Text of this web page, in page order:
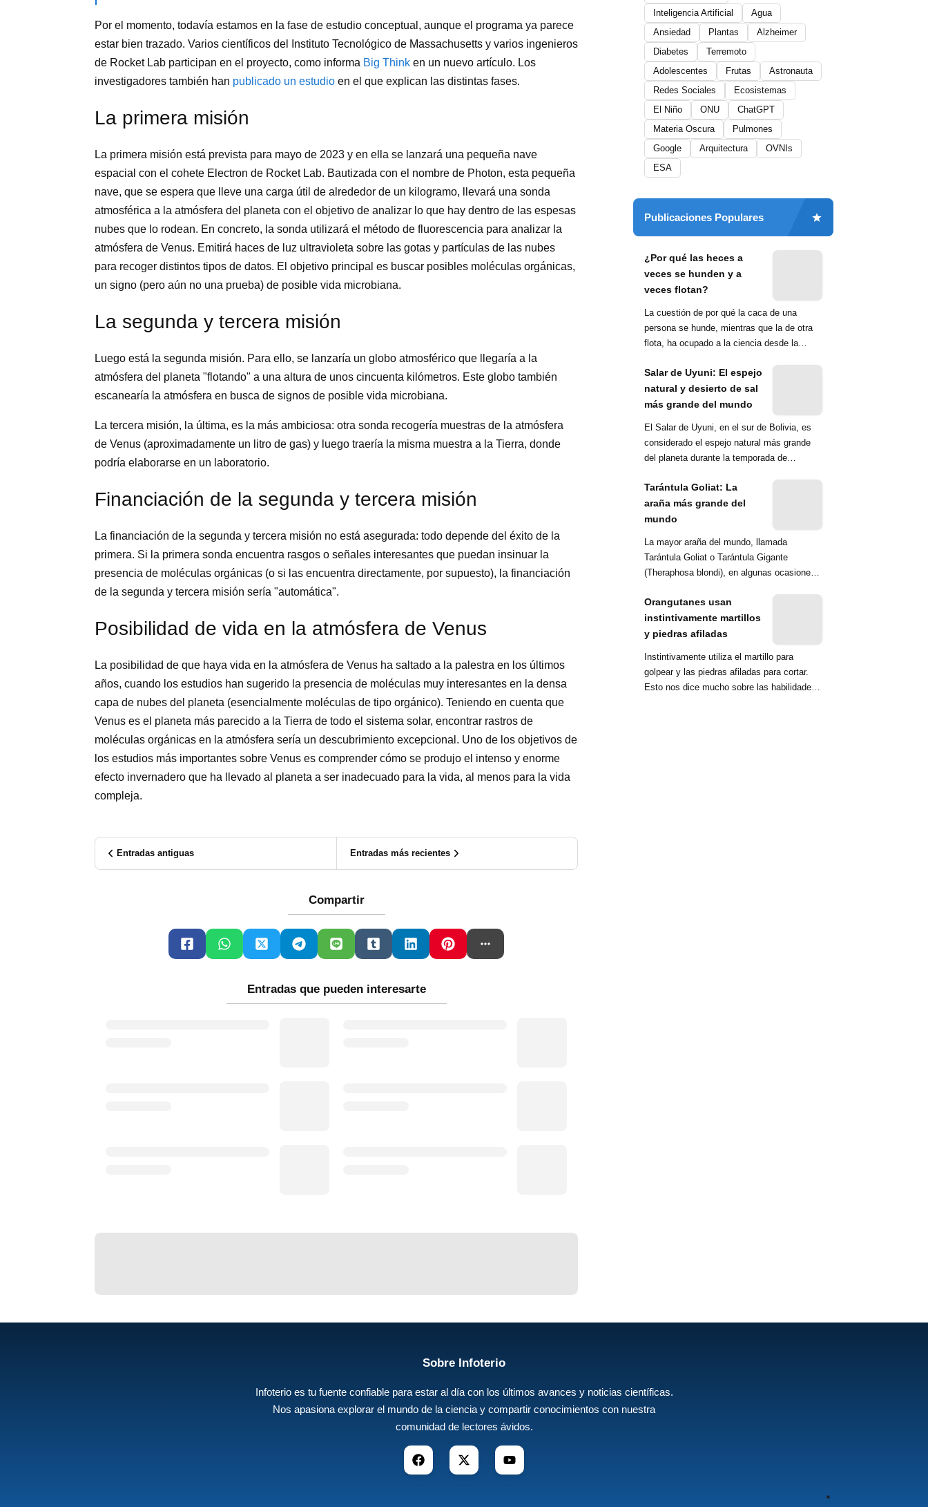
Por el momento, todavía estamos en la fase de estudio conceptual, aunque el programa ya parece
estar bien trazado. Varios científicos del Instituto Tecnológico de Massachusetts y varios ingenieros
de Rocket Lab participan en el proyecto, como informa Big Think en un nuevo artículo. Los
investigadores también han publicado un estudio en el que explican las distintas fases.
La primera misión
La primera misión está prevista para mayo de 2023 y en ella se lanzará una pequeña nave
espacial con el cohete Electron de Rocket Lab. Bautizada con el nombre de Photon, esta pequeña
nave, que se espera que lleve una carga útil de alrededor de un kilogramo, llevará una sonda
atmosférica a la atmósfera del planeta con el objetivo de analizar lo que hay dentro de las espesas
nubes que lo rodean. En concreto, la sonda utilizará el método de fluorescencia para analizar la
atmósfera de Venus. Emitirá haces de luz ultravioleta sobre las gotas y partículas de las nubes
para recoger distintos tipos de datos. El objetivo principal es buscar posibles moléculas orgánicas,
un signo (pero aún no una prueba) de posible vida microbiana.
La segunda y tercera misión
Luego está la segunda misión. Para ello, se lanzaría un globo atmosférico que llegaría a la
atmósfera del planeta "flotando" a una altura de unos cincuenta kilómetros. Este globo también
escanearía la atmósfera en busca de signos de posible vida microbiana.
La tercera misión, la última, es la más ambiciosa: otra sonda recogería muestras de la atmósfera
de Venus (aproximadamente un litro de gas) y luego traería la misma muestra a la Tierra, donde
podría elaborarse en un laboratorio.
Financiación de la segunda y tercera misión
La financiación de la segunda y tercera misión no está asegurada: todo depende del éxito de la
primera. Si la primera sonda encuentra rasgos o señales interesantes que puedan insinuar la
presencia de moléculas orgánicas (o si las encuentra directamente, por supuesto), la financiación
de la segunda y tercera misión sería "automática".
Posibilidad de vida en la atmósfera de Venus
La posibilidad de que haya vida en la atmósfera de Venus ha saltado a la palestra en los últimos
años, cuando los estudios han sugerido la presencia de moléculas muy interesantes en la densa
capa de nubes del planeta (esencialmente moléculas de tipo orgánico). Teniendo en cuenta que
Venus es el planeta más parecido a la Tierra de todo el sistema solar, encontrar rastros de
moléculas orgánicas en la atmósfera sería un descubrimiento excepcional. Uno de los objetivos de
los estudios más importantes sobre Venus es comprender cómo se produjo el intenso y enorme
efecto invernadero que ha llevado al planeta a ser inadecuado para la vida, al menos para la vida
compleja.
Entradas antiguas Entradas más recientes
Compartir
Entradas que pueden interesarte
Inteligencia Artificial
Agua
Ansiedad
Plantas
Alzheimer
Diabetes
Terremoto
Adolescentes
Frutas
Astronauta
Redes Sociales
Ecosistemas
El Niño
ONU
ChatGPT
Materia Oscura
Pulmones
Google
Arquitectura
OVNIs
ESA
Publicaciones Populares
¿Por qué las heces a
veces se hunden y a
veces flotan?
La cuestión de por qué la caca de una
persona se hunde, mientras que la de otra
flota, ha ocupado a la ciencia desde la
Salar de Uyuni: El espejo
natural y desierto de sal
más grande del mundo
El Salar de Uyuni, en el sur de Bolivia, es
considerado el espejo natural más grande
del planeta durante la temporada de
Tarántula Goliat: La
araña más grande del
mundo
La mayor araña del mundo, llamada
Tarántula Goliat o Tarántula Gigante
(Theraphosa blondi), en algunas ocasiones
Orangutanes usan
instintivamente martillos
y piedras afiladas
Instintivamente utiliza el martillo para
golpear y las piedras afiladas para cortar.
Esto nos dice mucho sobre las habilidades
Sobre Infoterio
Infoterio es tu fuente confiable para estar al día con los últimos avances y noticias científicas.
Nos apasiona explorar el mundo de la ciencia y compartir conocimientos con nuestra
comunidad de lectores ávidos.